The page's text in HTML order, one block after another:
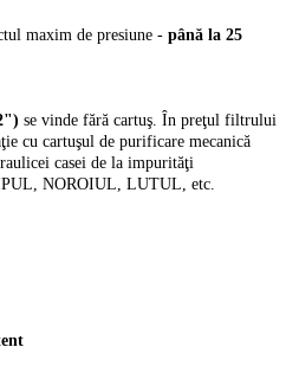
maxim de presiune - până la 25
se vinde fără cartuş. În preţul filtrului
cu cartuşul de purificare mecanică
casei de la impurităţi
NOROIUL, LUTUL, etc.